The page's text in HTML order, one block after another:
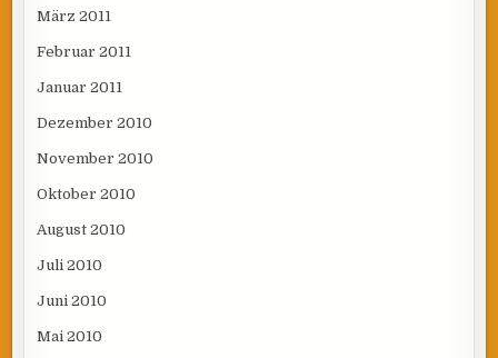
März 2011
Februar 2011
Januar 2011
Dezember 2010
November 2010
Oktober 2010
August 2010
Juli 2010
Juni 2010
Mai 2010